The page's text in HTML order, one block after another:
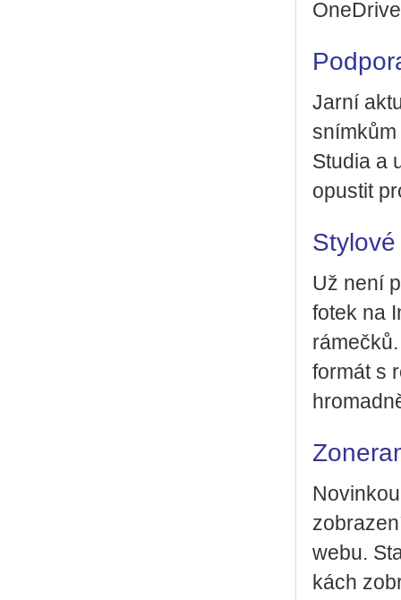
Jarní
Stu­dia a
opus­tit
Už není
fotek na
for­mát s
webu.
kách